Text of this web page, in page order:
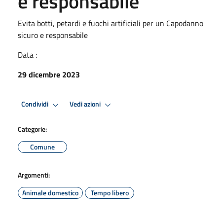
Evita botti, petardi e fuochi artificiali per un Capodanno
sicuro e responsabile
Data :
29 dicembre 2023
Condividi Vedi azioni
Categorie:
Comune
Argomenti:
Animale domestico
Tempo libero